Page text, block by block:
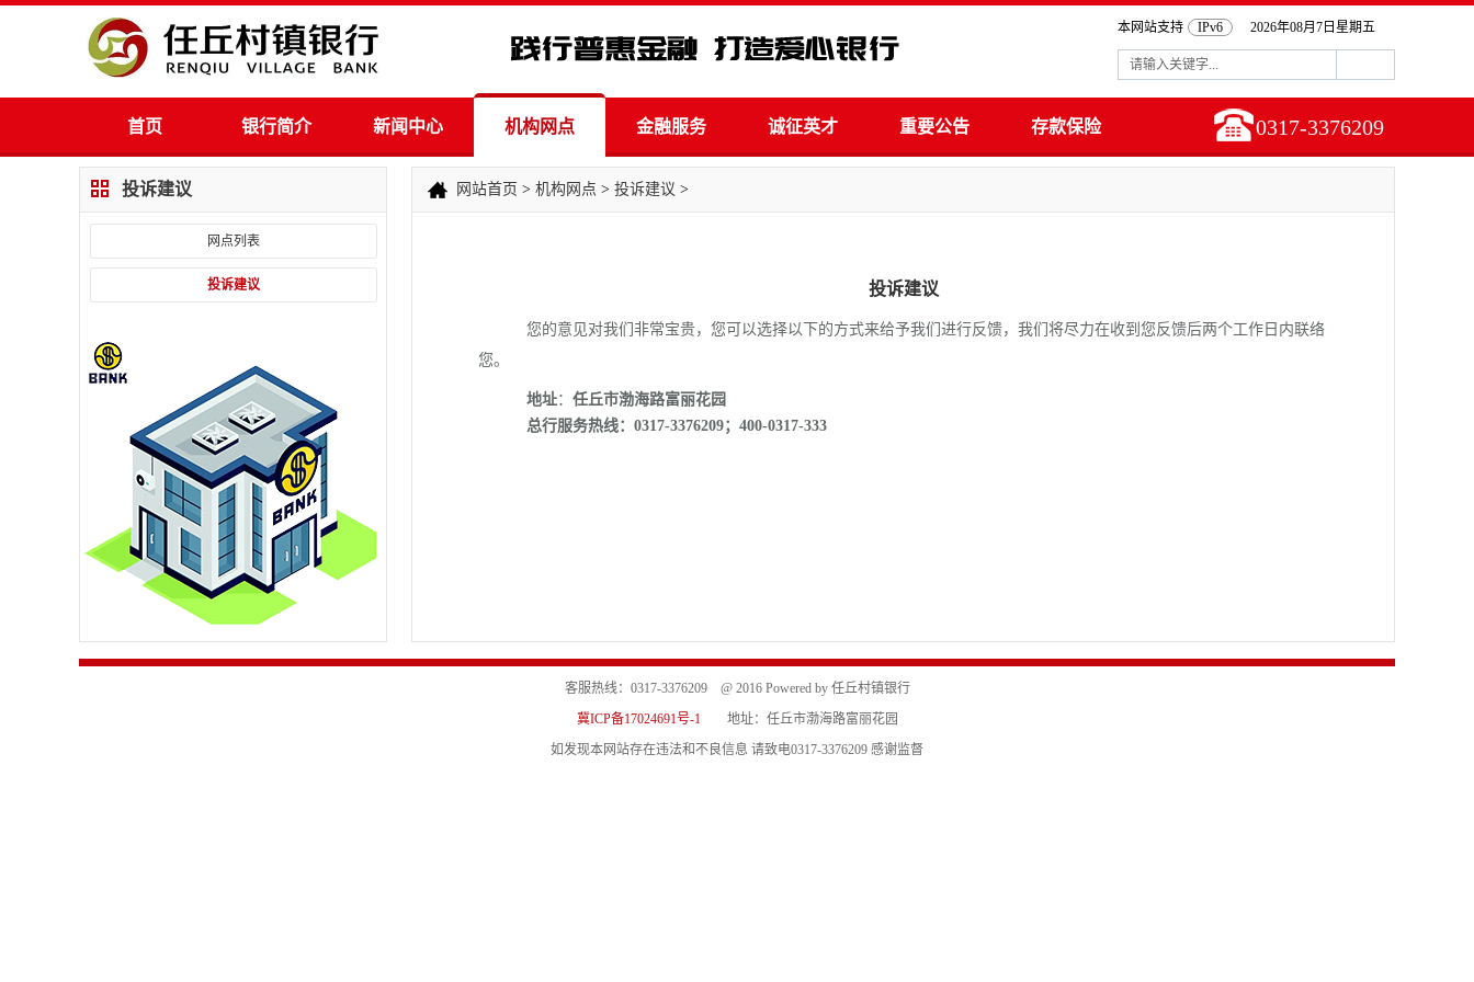
本网站支持 IPv6 2026年08月7日星期五
首页 银行简介 新闻中心 机构网点 金融服务 诚征英才 重要公告 存款保险 0317-3376209
投诉建议
网点列表
投诉建议
网站首页 > 机构网点 > 投诉建议 >
投诉建议
您的意见对我们非常宝贵，您可以选择以下的方式来给予我们进行反馈，我们将尽力在收到您反馈后两个工作日内联络
您。
地址： 任丘市渤海路富丽花园
总行服务热线： 0317-3376209；400-0317-333
客服热线：0317-3376209 @ 2016 Powered by 任丘村镇银行
冀ICP备17024691号-1地址：任丘市渤海路富丽花园
如发现本网站存在违法和不良信息 请致电0317-3376209 感谢监督